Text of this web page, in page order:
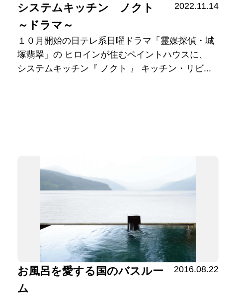
システムキッチン ノクト
～ドラマ～
2022.11.14
１０月開始の日テレ系日曜ドラマ「霊媒探偵・城
塚翡翠」の ヒロインが住むペイントハウスに、
システムキッチン『 ノクト 』 キッチン・リビ...
お風呂を愛する国のバスルー
ム
2016.08.22